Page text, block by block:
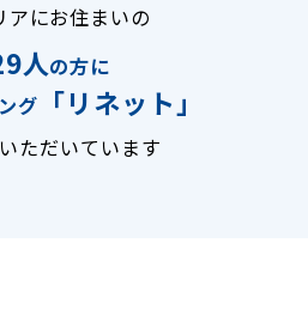
アにお住まいの
人の方に
グ
「リネット」
ただいています